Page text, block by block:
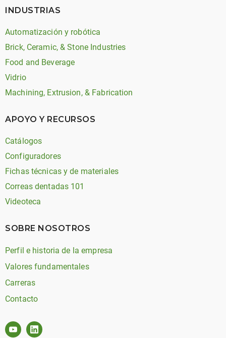
INDUSTRIAS
Automatización y robótica
Brick, Ceramic, & Stone Industries
Food and Beverage
Vidrio
Machining, Extrusion, & Fabrication
APOYO Y RECURSOS
Catálogos
Configuradores
Fichas técnicas y de materiales
Correas dentadas 101
Videoteca
SOBRE NOSOTROS
Perfil e historia de la empresa
Valores fundamentales
Carreras
Contacto